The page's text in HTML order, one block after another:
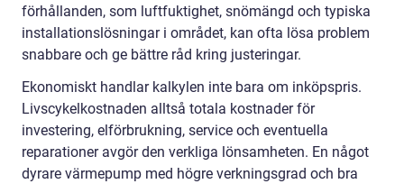
förhållanden, som luftfuktighet, snömängd och typiska
installationslösningar i området, kan ofta lösa problem
snabbare och ge bättre råd kring justeringar.
Ekonomiskt handlar kalkylen inte bara om inköpspris.
Livscykelkostnaden alltså totala kostnader för
investering, elförbrukning, service och eventuella
reparationer avgör den verkliga lönsamheten. En något
dyrare värmepump med högre verkningsgrad och bra